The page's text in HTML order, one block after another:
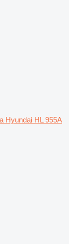
Hyundai HL 955A